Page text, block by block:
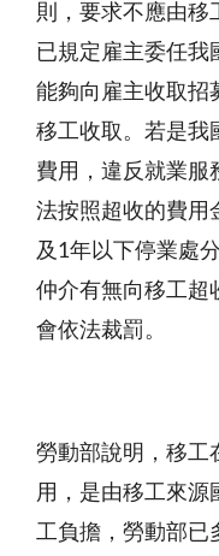
則，要求不應由移
已規定雇主委任我
能夠向雇主收取招
移工收取。若是我
費用，違反就業服
法按照超收的費用
及1年以下停業處
仲介有無向移工超
會依法裁罰。
勞動部說明，移工
用，是由移工來源
工負擔，勞動部已